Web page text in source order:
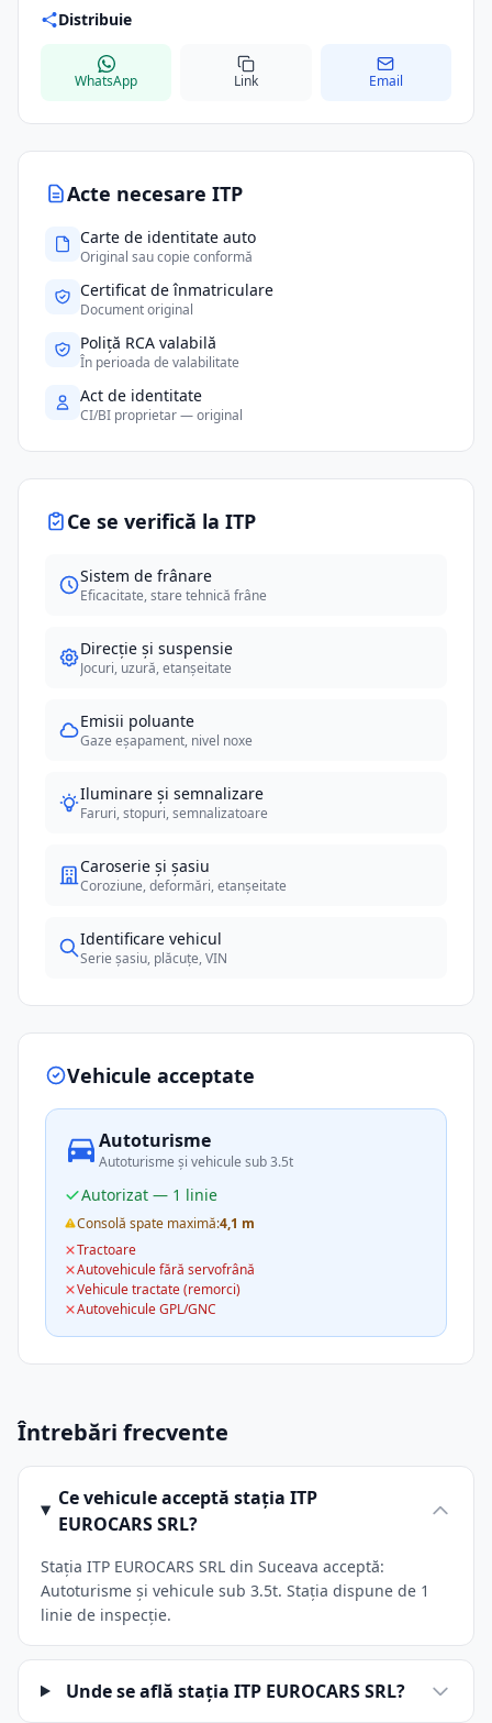
Acte necesare ITP
Carte de identitate auto
Original sau copie conformă
Certificat de înmatriculare
Document original
Poliță RCA valabilă
În perioada de valabilitate
Act de identitate
CI/BI proprietar — original
Ce se verifică la ITP
Sistem de frânare
Eficacitate, stare tehnică frâne
Direcție și suspensie
Jocuri, uzură, etanșeitate
Emisii poluante
Gaze eșapament, nivel noxe
Iluminare și semnalizare
Faruri, stopuri, semnalizatoare
Caroserie și șasiu
Coroziune, deformări, etanșeitate
Identificare vehicul
Serie șasiu, plăcuțe, VIN
Vehicule acceptate
Autoturisme
Autoturisme și vehicule sub 3.5t
Autorizat — 1 linie
Consolă spate maximă:4,1 m
Tractoare
Autovehicule fără servofrână
Vehicule tractate (remorci)
Autovehicule GPL/GNC
Distribuie
WhatsApp Link Email
Întrebări frecvente
Ce vehicule acceptă stația ITP
EUROCARS SRL?
Stația ITP EUROCARS SRL din Suceava acceptă:
Autoturisme și vehicule sub 3.5t. Stația dispune de 1
linie de inspecție.
Unde se află stația ITP EUROCARS SRL?